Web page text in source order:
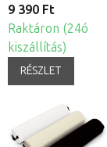
9 390 Ft
Raktáron (24ó
kiszállítás)
RÉSZLET